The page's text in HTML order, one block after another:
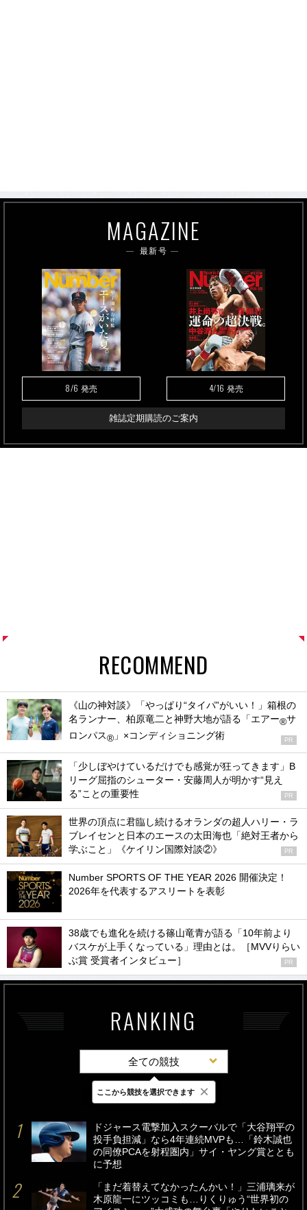
MAGAZINE
最新号
8/6 発売 4/16 発売
雑誌定期購読のご案内
RECOMMEND
《山の神対談》「やっぱり“タイパ”がいい！」箱根の
名ランナー、柏原竜二と神野大地が語る「エアー®サ
ロンパス® 」×コンディショニング術 PR
「少しぼやけているだけでも感覚が狂ってきます」B
リーグ屈指のシューター・安藤周人が明かす“見え
る”ことの重要性
PR
世界の頂点に君臨し続けるオランダの超人ハリー・ラ
ブレイセンと日本のエースの太田海也「絶対王者から
学ぶこと」《ケイリン国際対談②》
PR
Number SPORTS OF THE YEAR 2026 開催決定！
2026年を代表するアスリートを表彰
38歳でも進化を続ける篠山竜青が語る「10年前より
バスケが上手くなっている」理由とは。［MVVりらい
ぶ賞 受賞者インタビュー］
PR
RANKING
全ての競技
最新 24時間 週間
ドジャース電撃加入スクーバルで「大谷翔平の
投手負担減」なら4年連続MVPも…「鈴木誠也
の同僚PCAを射程圏内」サイ・ヤング賞ととも
に予想
「まだ着替えてなかったんかい！」三浦璃来が
木原龍一にツッコミも…りくりゅう“世界初の
ここから競技を選択できます ×